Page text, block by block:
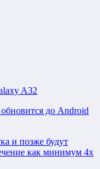
A32
до Android
и позже будут
как минимум 4х